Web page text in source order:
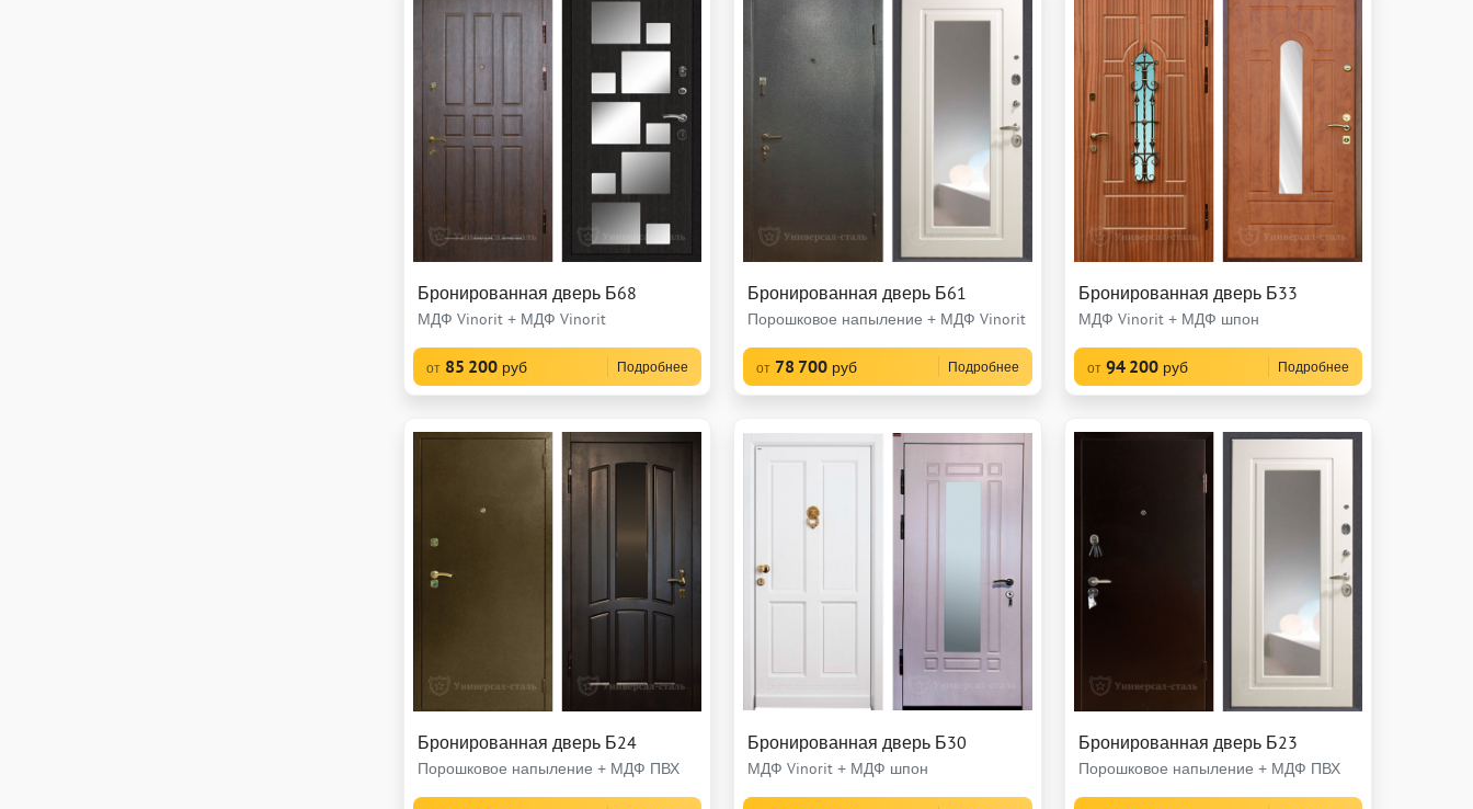
Бронированная дверь Б68
МДФ Vinorit + МДФ Vinorit
от 85 200 руб Подробнее
Бронированная дверь Б61
Порошковое напыление + МДФ Vinorit
от 78 700 руб Подробнее
Бронированная дверь Б33
МДФ Vinorit + МДФ шпон
от 94 200 руб Подробнее
Бронированная дверь Б24
Порошковое напыление + МДФ ПВХ
Бронированная дверь Б30
МДФ Vinorit + МДФ шпон
Бронированная дверь Б23
Порошковое напыление + МДФ ПВХ